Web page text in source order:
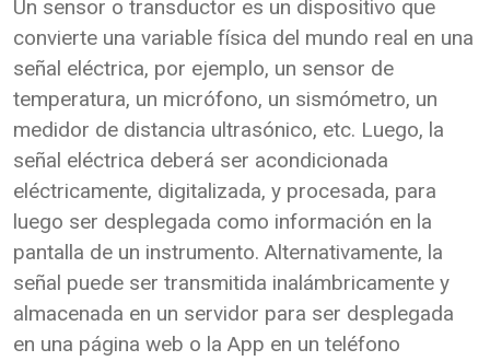
Un sensor o transductor es un dispositivo que
convierte una variable física del mundo real en una
señal eléctrica, por ejemplo, un sensor de
temperatura, un micrófono, un sismómetro, un
medidor de distancia ultrasónico, etc. Luego, la
señal eléctrica deberá ser acondicionada
eléctricamente, digitalizada, y procesada, para
luego ser desplegada como información en la
pantalla de un instrumento. Alternativamente, la
señal puede ser transmitida inalámbricamente y
almacenada en un servidor para ser desplegada
en una página web o la App en un teléfono